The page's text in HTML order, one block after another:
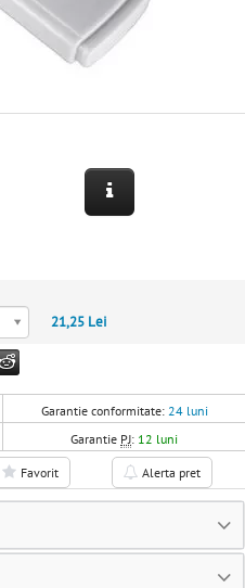
21,25 Lei
Garantie conformitate: 24 luni
Garantie PJ: 12 luni
Favorit Alerta pret